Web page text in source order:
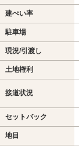
建ぺい率
駐車場
現況/引渡し
土地権利
接道状況
セットバック
地目